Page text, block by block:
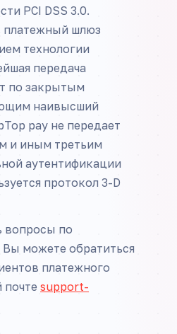
PCI DSS 3.0.
платежный шлюз
технологии
передача
по закрытым
наивысший
pay не передает
и иным третьим
аутентификации
протокол 3-D
вопросы по
можете обратиться
платежного
почте support-